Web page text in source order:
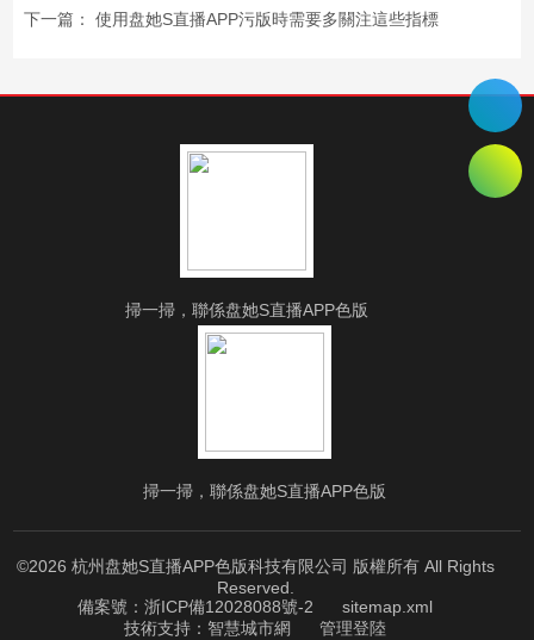
下一篇： 使用盘她S直播APP污版時需要多關注這些指標
掃一掃，聯係盘她S直播APP色版
掃一掃，聯係盘她S直播APP色版
©2026 杭州盘她S直播APP色版科技有限公司 版權所有 All Rights
Reserved.
備案號：浙ICP備12028088號-2
sitemap.xml
技術支持： 智慧城市網 管理登陸